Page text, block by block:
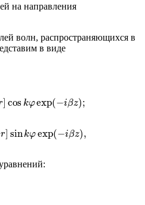
на направления
волн, распространяющихся в
в виде
] cos kφexp(−iβz);
r] sinkφ exp(−iβz),